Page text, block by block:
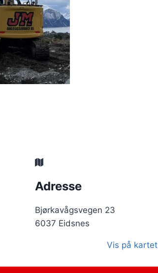
Adresse
Bjørkavågsvegen 23
6037 Eidsnes
Vis på kartet